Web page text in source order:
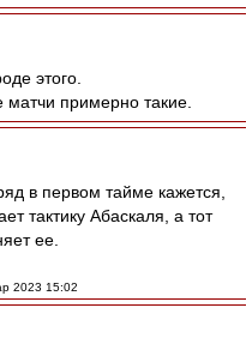
этого.
матчи примерно такие.
в первом тайме кажется,
тактику Абаскаля, а тот
ее.
2023 15:02